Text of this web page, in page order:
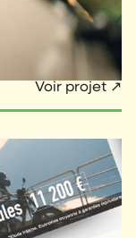
Voir projet ↗